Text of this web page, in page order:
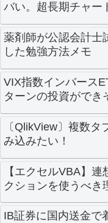
バい。超長期チャー
薬剤師が公認会計士
した勉強方法メモ
VIX指数インバース
ターンの投資ができ
〔QlikView〕複数
み込みたい！
【エクセルVBA】
クションを使うべき
IB証券に国内送金で